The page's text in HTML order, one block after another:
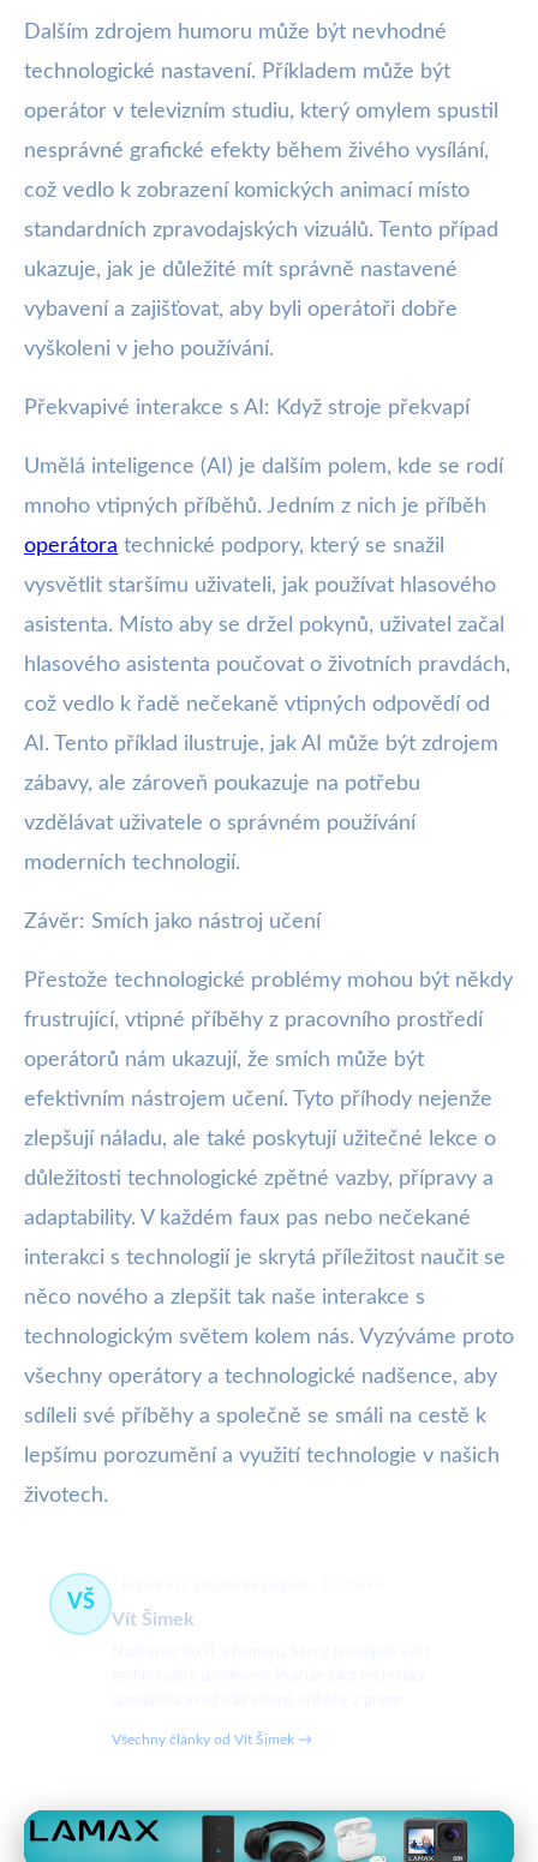
Dalším zdrojem humoru může být nevhodné
technologické nastavení. Příkladem může být
operátor v televizním studiu, který omylem spustil
nesprávné grafické efekty během živého vysílání,
což vedlo k zobrazení komických animací místo
standardních zpravodajských vizuálů. Tento případ
ukazuje, jak je důležité mít správně nastavené
vybavení a zajišťovat, aby byli operátoři dobře
vyškoleni v jeho používání.
Překvapivé interakce s AI: Když stroje překvapí
Umělá inteligence (AI) je dalším polem, kde se rodí
mnoho vtipných příběhů. Jedním z nich je příběh
operátora technické podpory, který se snažil
vysvětlit staršímu uživateli, jak používat hlasového
asistenta. Místo aby se držel pokynů, uživatel začal
hlasového asistenta poučovat o životních pravdách,
což vedlo k řadě nečekaně vtipných odpovědí od
AI. Tento příklad ilustruje, jak AI může být zdrojem
zábavy, ale zároveň poukazuje na potřebu
vzdělávat uživatele o správném používání
moderních technologií.
Závěr: Smích jako nástroj učení
Přestože technologické problémy mohou být někdy
frustrující, vtipné příběhy z pracovního prostředí
operátorů nám ukazují, že smích může být
efektivním nástrojem učení. Tyto příhody nejenže
zlepšují náladu, ale také poskytují užitečné lekce o
důležitosti technologické zpětné vazby, přípravy a
adaptability. V každém faux pas nebo nečekané
interakci s technologií je skrytá příležitost naučit se
něco nového a zlepšit tak naše interakce s
technologickým světem kolem nás. Vyzýváme proto
všechny operátory a technologické nadšence, aby
sdíleli své příběhy a společně se smáli na cestě k
lepšímu porozumění a využití technologie v našich
životech.
VŠ
Vít Šimek
Všechny články od Vít Šimek →